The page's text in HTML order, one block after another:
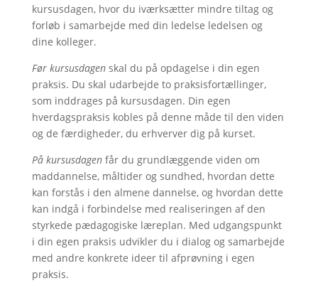
kursusdagen, hvor du iværksætter mindre tiltag og
forløb i samarbejde med din ledelse ledelsen og
dine kolleger.
Før kursusdagenskal du på opdagelse i din egen
praksis. Du skal udarbejde to praksisfortællinger,
som inddrages på kursusdagen. Din egen
hverdagspraksis kobles på denne måde til den viden
og de færdigheder, du erhverver dig på kurset.
På kursusdagenfår du grundlæggende viden om
maddannelse, måltider og sundhed, hvordan dette
kan forstås i den almene dannelse, og hvordan dette
kan indgå i forbindelse med realiseringen af den
styrkede pædagogiske læreplan. Med udgangspunkt
i din egen praksis udvikler du i dialog og samarbejde
med andre konkrete ideer til afprøvning i egen
praksis.